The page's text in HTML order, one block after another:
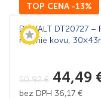
TOP CENA -13%
DeWALT DT20727 –
rezanie kovu,
50,92€ 44,49
bez DPH 36,17 €